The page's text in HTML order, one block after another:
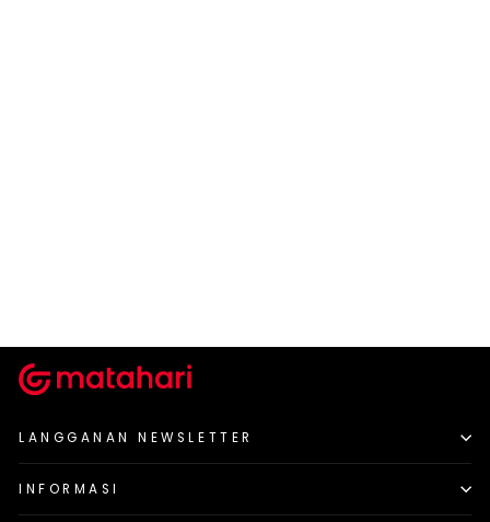
LANGGANAN NEWSLETTER
INFORMASI